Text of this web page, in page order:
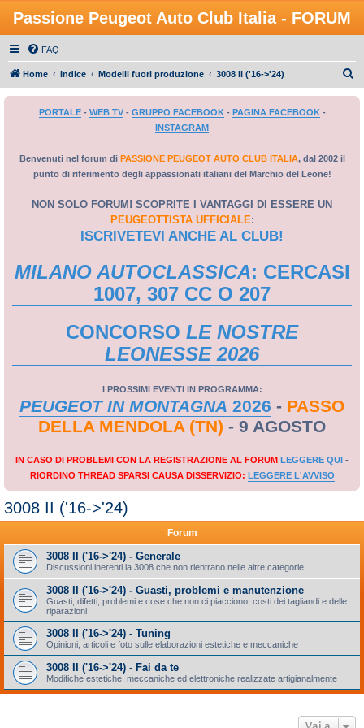
Passione Peugeot Auto Club Italia - FORUM
FAQ
Home Indice Modelli fuori produzione 3008 II ('16->'24)
PORTALE- WEB TV- GRUPPO FACEBOOK- PAGINA FACEBOOK-
INSTAGRAM
Benvenuti nel forum di PASSIONE PEUGEOT AUTO CLUB ITALIA, dal 2002 il
punto di riferimento degli appassionati italiani del Marchio del Leone!
NON SOLO FORUM! SCOPRITE I VANTAGGI DI ESSERE UN
PEUGEOTTISTA UFFICIALE:
ISCRIVETEVI ANCHE AL CLUB!
MILANO AUTOCLASSICA: CERCASI
1007, 307 CC O 207
CONCORSO LE NOSTRE
LEONESSE 2026
I PROSSIMI EVENTI IN PROGRAMMA:
PEUGEOT IN MONTAGNA 2026 - PASSO
DELLA MENDOLA (TN) - 9 AGOSTO
IN CASO DI PROBLEMI CON LA REGISTRAZIONE AL FORUM LEGGERE QUI -
RIORDINO THREAD SPARSI CAUSA DISSERVIZIO: LEGGERE L'AVVISO
3008 II ('16->'24)
Forum
3008 II ('16->'24) - Generale
Discussioni inerenti la 3008 che non rientrano nelle altre categorie
3008 II ('16->'24) - Guasti, problemi e manutenzione
Guasti, difetti, problemi e cose che non ci piacciono; costi dei tagliandi e delle
riparazioni
3008 II ('16->'24) - Tuning
Opinioni, articoli e foto sulle elaborazioni estetiche e meccaniche
3008 II ('16->'24) - Fai da te
Modifiche estetiche, meccaniche ed elettroniche realizzate artigianalmente